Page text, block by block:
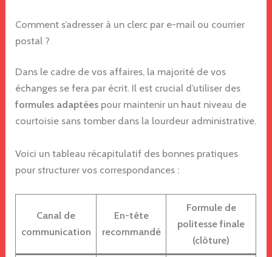
Comment s’adresser à un clerc par e-mail ou courrier
postal ?
Dans le cadre de vos affaires, la majorité de vos
échanges se fera par écrit. Il est crucial d’utiliser des
formules adaptées pour maintenir un haut niveau de
courtoisie sans tomber dans la lourdeur administrative.
Voici un tableau récapitulatif des bonnes pratiques
pour structurer vos correspondances :
Canal de
communication
En-tête
recommandé
Formule de
politesse finale
(clôture)